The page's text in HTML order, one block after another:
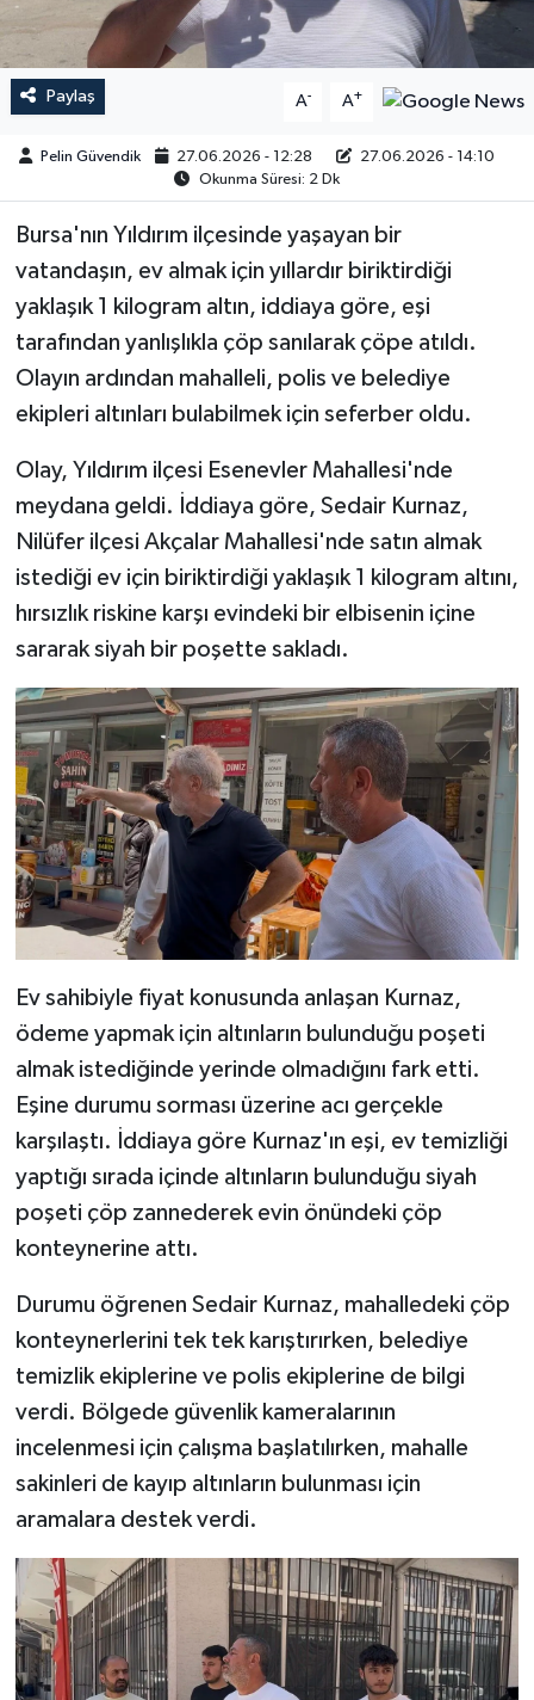
Paylaş A- A+
Pelin Güvendik 27.06.2026 - 12:28
27.06.2026 - 14:10
Okunma Süresi: 2 Dk
Bursa'nın Yıldırım ilçesinde yaşayan bir
vatandaşın, ev almak için yıllardır biriktirdiği
yaklaşık 1 kilogram altın, iddiaya göre, eşi
tarafından yanlışlıkla çöp sanılarak çöpe atıldı.
Olayın ardından mahalleli, polis ve belediye
ekipleri altınları bulabilmek için seferber oldu.
Olay, Yıldırım ilçesi Esenevler Mahallesi'nde
meydana geldi. İddiaya göre, Sedair Kurnaz,
Nilüfer ilçesi Akçalar Mahallesi'nde satın almak
istediği ev için biriktirdiği yaklaşık 1 kilogram altını,
hırsızlık riskine karşı evindeki bir elbisenin içine
sararak siyah bir poşette sakladı.
Ev sahibiyle fiyat konusunda anlaşan Kurnaz,
ödeme yapmak için altınların bulunduğu poşeti
almak istediğinde yerinde olmadığını fark etti.
Eşine durumu sorması üzerine acı gerçekle
karşılaştı. İddiaya göre Kurnaz'ın eşi, ev temizliği
yaptığı sırada içinde altınların bulunduğu siyah
poşeti çöp zannederek evin önündeki çöp
konteynerine attı.
Durumu öğrenen Sedair Kurnaz, mahalledeki çöp
konteynerlerini tek tek karıştırırken, belediye
temizlik ekiplerine ve polis ekiplerine de bilgi
verdi. Bölgede güvenlik kameralarının
incelenmesi için çalışma başlatılırken, mahalle
sakinleri de kayıp altınların bulunması için
aramalara destek verdi.